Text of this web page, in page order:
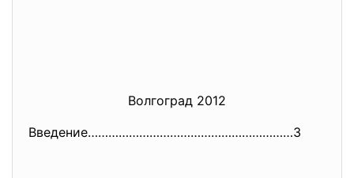
Волгоград 2012
Введение……………………………………………………3